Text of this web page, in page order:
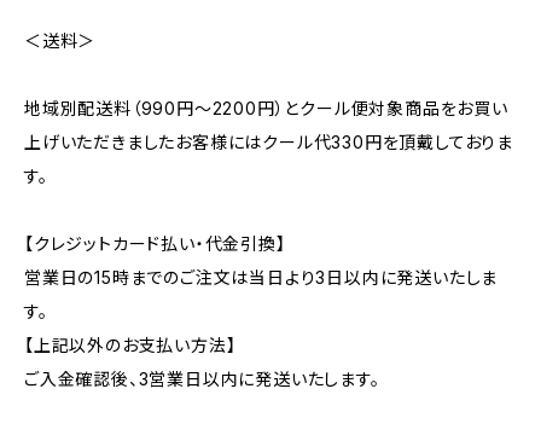
＜送料＞
地域別配送料（990円～2200円）とクール便対象商品をお買い
上げいただきましたお客様にはクール代330円を頂戴しておりま
す。
【クレジットカード払い・代金引換】
営業日の15時までのご注文は当日より3日以内に発送いたしま
す。
【上記以外のお支払い方法】
ご入金確認後、3営業日以内に発送いたします。